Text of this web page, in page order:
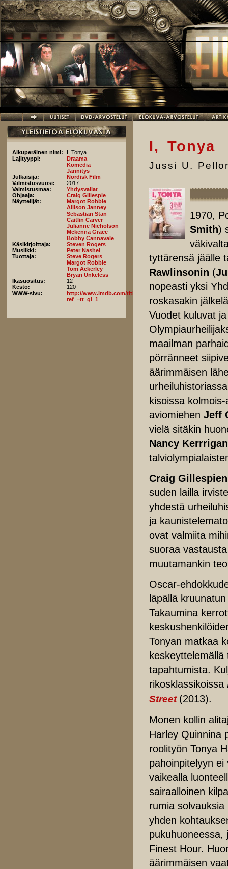
Hyppää pääsisältöön
Alkuperäinen nimi:
I, Tonya
Lajityyppi:
Draama
Komedia
Jännitys
Julkaisija:
Nordisk Film
Valmistusvuosi:
2017
Valmistusmaa:
Yhdysvallat
Ohjaaja:
Craig Gillespie
Näyttelijät:
Margot Robbie
Allison Janney
Sebastian Stan
Caitlin Carver
Julianne Nicholson
Mckenna Grace
Bobby Cannavale
Käsikirjoittaja:
Steven Rogers
Musiikki:
Peter Nashel
Tuottaja:
Steve Rogers
Margot Robbie
Tom Ackerley
Bryan Unkeless
Ikäsuositus:
12
Kesto:
120
WWW-sivu:
http://www.imdb.com/title/tt5580036/fullcredits?
ref_=tt_ql_1
I, Tonya
Jussi U.
1970,
Smith)
tyttärensä jäälle
Rawlinsonin (
nopeasti yksi
roskasakin
Vuodet kuluvat
maailman
pörränneet
äärimmäisen
kisoissa
aviomiehen Jeff
vielä sitäkin
Nancy Kerrrigan
Craig Gillespien
suden lailla
yhdestä
ja
ovat valmiita
suoraa
muutamankin
Oscar-
läpällä
Takaumina
Tonyan matkaa
tapahtumista.
rikosklassikoissa
Street (2013).
Monen kollin
Harley Quinnina
roolityön Tonya
pahoinpitelyyn
vaikealla
sairaalloinen
rumia
yhden
pukuhuoneessa,
Finest Hour.
äärimmäisen